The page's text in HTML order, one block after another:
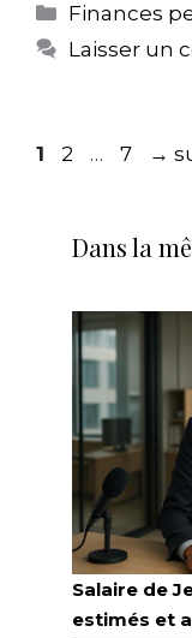
Catégories
Finances
Laisser un
Page
1 Page
2 … Page
7 →
Dans la
Salaire de
estimés et